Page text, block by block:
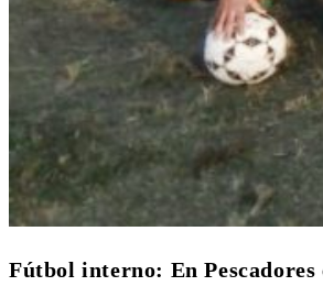
Fútbol interno: En Pescadores